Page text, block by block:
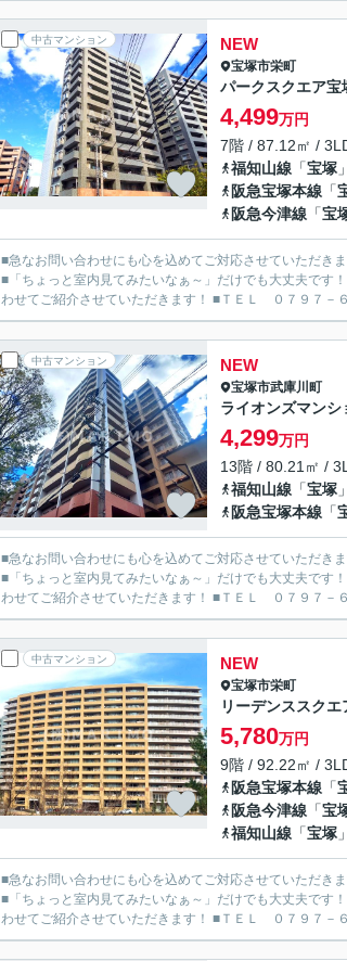
中古マンション NEW
宝塚市栄町
パークスクエア宝
4,499万円
7階 / 87.12㎡ /
福知山線 「宝塚
阪急宝塚本線 「
阪急今津線 「宝
■急なお問い合わせにも心を込めてご対応させていただき
■「ちょっと室内見てみたいなぁ～」だけでも大丈夫です
中古マンション NEW
宝塚市武庫川町
ライオンズマン
4,299万円
13階 / 80.21㎡ /
福知山線 「宝塚
阪急宝塚本線 「
■急なお問い合わせにも心を込めてご対応させていただき
■「ちょっと室内見てみたいなぁ～」だけでも大丈夫です
中古マンション NEW
宝塚市栄町
リーデンススク
5,780万円
9階 / 92.22㎡ /
阪急宝塚本線 「
阪急今津線 「宝
福知山線 「宝塚
■急なお問い合わせにも心を込めてご対応させていただき
■「ちょっと室内見てみたいなぁ～」だけでも大丈夫です